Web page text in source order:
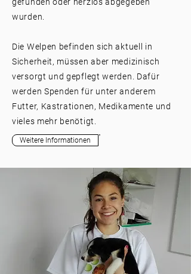
wurden.
Die Welpen befinden sich aktuell in
Sicherheit, müssen aber medizinisch
versorgt und gepflegt werden. Dafür
werden Spenden für unter anderem
Futter, Kastrationen, Medikamente und
vieles mehr benötigt.
Weitere Informationen